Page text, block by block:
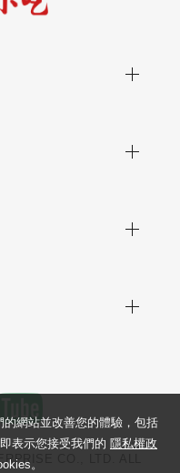
CO., LTD. ALL
網站並改善您的體驗，包括
表示您接受我們的 隱私權政
。